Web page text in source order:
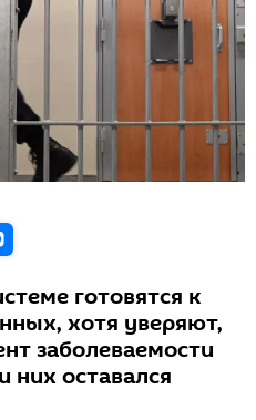
готовятся к
хотя уверяют,
заболеваемости
них оставался